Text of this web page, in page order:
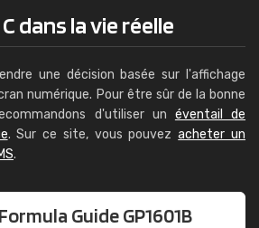
dans la vie réelle
une décision basée sur l'affichage
numérique. Pour être sûr de la bonne
d'utiliser un éventail de
. Sur ce site, vous pouvezacheter un
.
Guide GP1601B